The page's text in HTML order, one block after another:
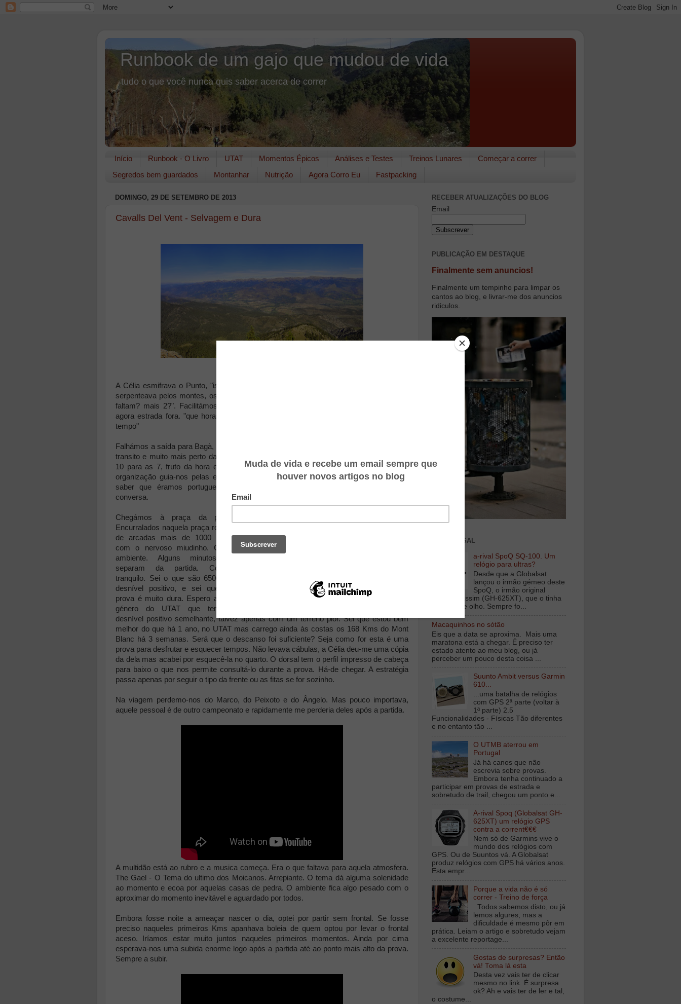
Runbook de um gajo que mudou de vida
tudo o que você nunca quis saber acerca de correr
Início Runbook - O Livro UTAT Momentos Épicos Análises e Testes Treinos Lunares
Começar a correr
Segredos bem guardados
Montanhar Nutrição Agora Corro Eu Fastpacking
DOMINGO, 29 DE SETEMBRO DE 2013
Cavalls Del Vent - Selvagem e Dura
A Célia esmifrava o Punto, "isto não anda". A estrada semi via rápida encaracolava e
serpenteava pelos montes, os túneis sucediam-se, "quantos já passámos? 4? quantos
faltam? mais 2?". Facilitámos na saída de Berga a 20Km de Bagà e stressávamos
agora estrada fora. "que horas são?" "esquece, ninguém tem horas, vamos chegar a
tempo"
Falhámos a saída para Bagà, providencialmente. Afinal havia outra, e com muito menos
transito e muito mais perto da partida. Acabámos por chegar em cima da hora. Quase
10 para as 7, fruto da hora espanhola, ainda noite cerrada. Um simpático senhor da
organização guia-nos pelas escadarias e ruelas medievais até à meta, contente por
saber que éramos portugueses. "Tienes tiempo, tranquilo" E tranquilos fomos à
conversa.
Chegámos à praça da partida.
Encurralados naquela praça rodeada
de arcadas mais de 1000 trailers
com o nervoso miudinho. Grande
ambiente. Alguns minutos nos
separam da partida. Continuo
tranquilo. Sei o que são 6500m de
desnível positivo, e sei que esta
prova é muito dura. Espero algo do
género do UTAT que tem um
desnível positivo semelhante, talvez apenas com um terreno pior. Sei que estou bem
melhor do que há 1 ano, no UTAT mas carrego ainda às costas os 168 Kms do Mont
Blanc há 3 semanas. Será que o descanso foi suficiente? Seja como for esta é uma
prova para desfrutar e esquecer tempos. Não levava cábulas, a Célia deu-me uma cópia
da dela mas acabei por esquecê-la no quarto. O dorsal tem o perfil impresso de cabeça
para baixo o que nos permite consultá-lo durante a prova. Há-de chegar. A estratégia
passa apenas por seguir o tipo da frente ou as fitas se for sozinho.
Na viagem perdemo-nos do Marco, do Peixoto e do Ângelo. Mas pouco importava,
aquele pessoal é de outro campeonato e rapidamente me perderia deles após a partida.
A multidão está ao rubro e a musica começa. Era o que faltava para aquela atmosfera.
The Gael - O Tema do ultimo dos Moicanos. Arrepiante. O tema dá alguma solenidade
ao momento e ecoa por aquelas casas de pedra. O ambiente fica algo pesado com o
aproximar do momento inevitável e aguardado por todos.
Embora fosse noite a ameaçar nascer o dia, optei por partir sem frontal. Se fosse
preciso naqueles primeiros Kms apanhava boleia de quem optou por levar o frontal
aceso. Iríamos estar muito juntos naqueles primeiros momentos. Ainda por cima
esperava-nos uma subida enorme logo após a partida até ao ponto mais alto da prova.
Sempre a subir.
RECEBER ATUALIZAÇÕES DO BLOG
Email
PUBLICAÇÃO EM DESTAQUE
Finalmente sem anuncios!
Finalmente um tempinho para limpar os
cantos ao blog, e livrar-me dos anuncios
ridiculos.
TOP MENSAL
a-rival SpoQ SQ-100. Um
relógio para ultras?
Desde que a Globalsat
lançou o irmão gémeo deste
SpoQ, o irmão original
digamos assim (GH-625XT), que o tinha
debaixo de olho. Sempre fo...
Macaquinhos no sótão
Eis que a data se aproxima. Mais uma
maratona está a chegar. É preciso ter
estado atento ao meu blog, ou já
perceber um pouco desta coisa ...
Suunto Ambit versus Garmin
610...
...uma batalha de relógios
com GPS 2ª parte (voltar à
1ª parte) 2.5
Funcionalidades - Físicas Tão diferentes
e no entanto tão ...
O UTMB aterrou em
Portugal
Já há canos que não
escrevia sobre provas.
Embora tenha continuado a
participar em provas de estrada e
sobretudo de trail, chegou um ponto e...
A-rival Spoq (Globalsat GH-
625XT) um relógio GPS
contra a corrent€€€
Nem só de Garmins vive o
mundo dos relógios com
GPS. Ou de Suuntos vá. A Globalsat
produz relógios com GPS há vários anos.
Esta empr...
Porque a vida não é só
correr - Treino de força
Todos sabemos disto, ou já
lemos algures, mas a
dificuldade é mesmo pôr em
prática. Leiam o artigo e sobretudo vejam
a excelente reportage...
Gostas de surpresas? Então
vá! Toma lá esta
Desta vez vais ter de clicar
mesmo no link. É surpresa
ok? Ah e vais ter de ler e tal,
o costume...